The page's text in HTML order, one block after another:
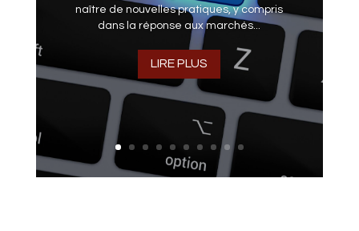
naître de nouvelles pratiques, y compris
dans la réponse aux marchés...
LIRE PLUS